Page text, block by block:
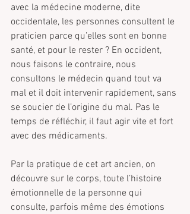
avec la médecine moderne, dite
occidentale, les personnes consultent le
praticien parce qu’elles sont en bonne
santé, et pour le rester ? En occident,
nous faisons le contraire, nous
consultons le médecin quand tout va
mal et il doit intervenir rapidement, sans
se soucier de l’origine du mal. Pas le
temps de réfléchir, il faut agir vite et fort
avec des médicaments.
Par la pratique de cet art ancien, on
découvre sur le corps, toute l’histoire
émotionnelle de la personne qui
consulte, parfois même des émotions